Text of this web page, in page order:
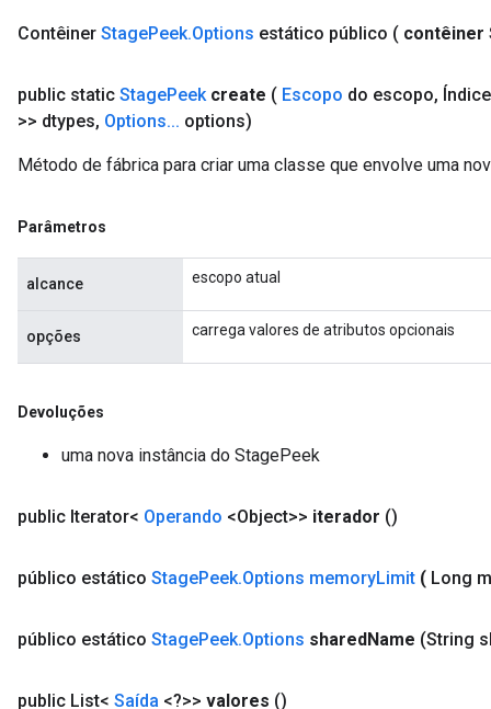
Contêiner StagePeek.Options estático público ( contêiner
public static StagePeek create ( Escopo do escopo,
>> dtypes, Options... options)
Método de fábrica para criar uma classe que envolve uma
Parâmetros
alcance escopo atual
opções carrega valores de atributos opcionais
Devoluções
uma nova instância do StagePeek
public Iterator< Operando <Object>> iterador ()
público estático StagePeek.Options memoryLimit ( Long
público estático StagePeek.Options sharedName (String
public List< Saída <?>> valores ()